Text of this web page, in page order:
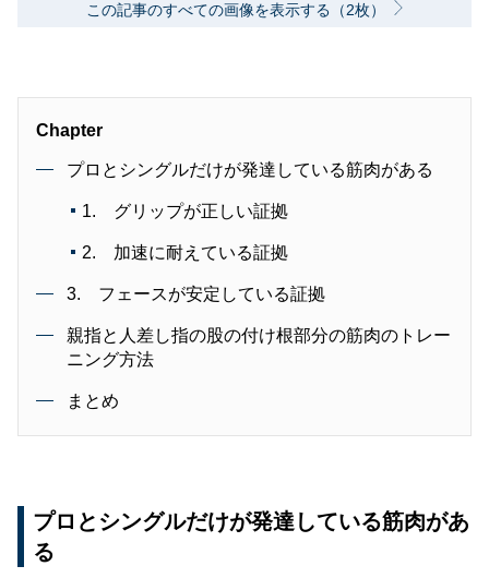
この記事のすべての画像を表示する（2枚）
Chapter
プロとシングルだけが発達している筋肉がある
1. グリップが正しい証拠
2. 加速に耐えている証拠
3. フェースが安定している証拠
親指と人差し指の股の付け根部分の筋肉のトレー
ニング方法
まとめ
プロとシングルだけが発達している筋肉があ
る